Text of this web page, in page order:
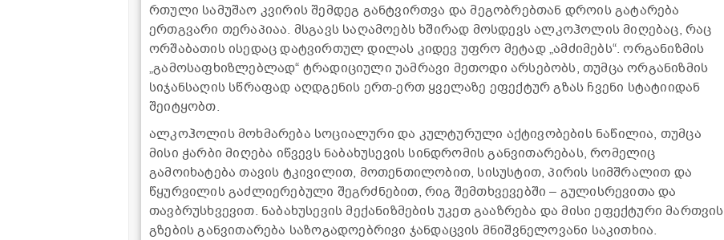
რთული სამუშაო კვირის შემდეგ განტვირთვა და მეგობრებთან დროის გატარება
ერთგვარი თერაპიაა. მსგავს საღამოებს ხშირად მოსდევს ალკოჰოლის მიღებაც, რაც
ორშაბათის ისედაც დატვირთულ დილას კიდევ უფრო მეტად „ამძიმებს“. ორგანიზმის
„გამოსაფხიზლებლად“ ტრადიციული უამრავი მეთოდი არსებობს, თუმცა ორგანიზმის
სიჯანსაღის სწრაფად აღდგენის ერთ-ერთ ყველაზე ეფექტურ გზას ჩვენი სტატიიდან
შეიტყობთ.
ალკოჰოლის მოხმარება სოციალური და კულტურული აქტივობების ნაწილია, თუმცა
მისი ჭარბი მიღება იწვევს ნაბახუსევის სინდრომის განვითარებას, რომელიც
გამოიხატება თავის ტკივილით, მოთენთილობით, სისუსტით, პირის სიმშრალით და
წყურვილის გაძლიერებული შეგრძნებით, რიგ შემთხვევებში – გულისრევითა და
თავბრუსხვევით. ნაბახუსევის მექანიზმების უკეთ გააზრება და მისი ეფექტური მართვის
გზების განვითარება საზოგადოებრივი ჯანდაცვის მნიშვნელოვანი საკითხია.